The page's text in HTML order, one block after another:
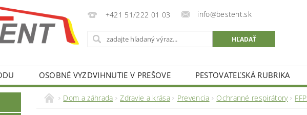
+421 51/222 01 03 info@bestent.sk
OSOBNÉ VYZDVIHNUTIE V PREŠOVE PESTOVATEĽSKÁ RUBRIKA
Dom a záhrada Zdravie a krása Prevencia Ochranné respirátory